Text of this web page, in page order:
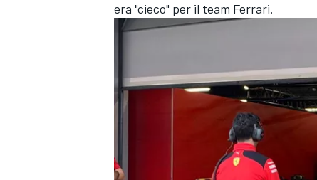
era "cieco" per il team Ferrari.